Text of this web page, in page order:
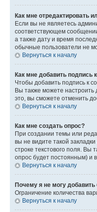
Как мне отредактировать
Если вы не являетесь
соответствующем
а также дату и время
обычные пользователи не
Вернуться к началу
Как мне добавить подпись
Чтобы добавить подпись к
Вы также можете
это, вы сможете отменить
Вернуться к началу
Как мне создать опрос?
При создании темы или
вы не видите такой
строке текстового поля. Вы
опрос будет постоянным) и
Вернуться к началу
Почему я не могу
Ограничение количества
Вернуться к началу